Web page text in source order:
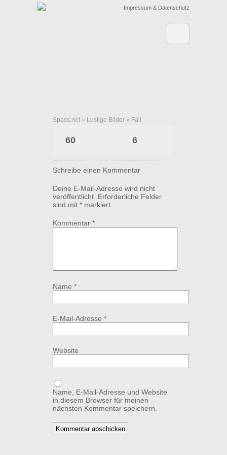
Impressum & Datenschutz
Spass.net » Lustige Bilder » Fail
Danke, Pluto!
60 6
Schreibe einen Kommentar
Deine E-Mail-Adresse wird nicht
veröffentlicht. Erforderliche Felder
sind mit * markiert
Kommentar *
Name *
E-Mail-Adresse *
Website
Name, E-Mail-Adresse und Website
in diesem Browser für meinen
nächsten Kommentar speichern.